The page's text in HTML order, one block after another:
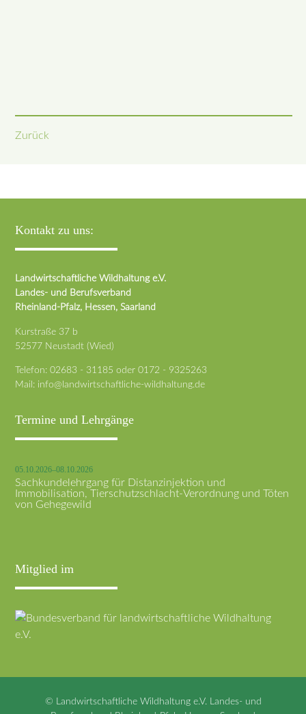
Zurück
Kontakt zu uns:
Landwirtschaftliche Wildhaltung e.V.
Landes- und Berufsverband
Rheinland-Pfalz, Hessen, Saarland
Kurstraße 37 b
52577 Neustadt (Wied)
Telefon:02683 - 31185 oder0172 - 9325263
Mail: info@landwirtschaftliche-wildhaltung.de
Termine und Lehrgänge
05.10.2026–08.10.2026
Sachkundelehrgang für Distanzinjektion und
Immobilisation, Tierschutzschlacht-Verordnung und Töten
von Gehegewild
Mitglied im
© Landwirtschaftliche Wildhaltung e.V. Landes- und